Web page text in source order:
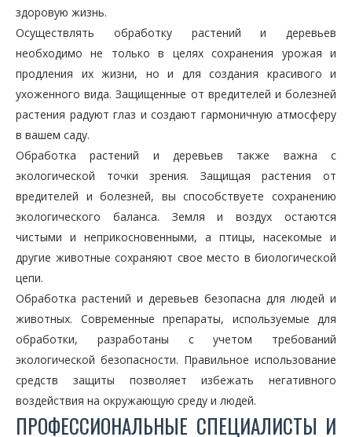
здоровую жизнь.
Осуществлять обработку растений и деревьев
необходимо не только в целях сохранения урожая и
продления их жизни, но и для создания красивого и
ухоженного вида. Защищенные от вредителей и болезней
растения радуют глаз и создают гармоничную атмосферу
в вашем саду.
Обработка растений и деревьев также важна с
экологической точки зрения. Защищая растения от
вредителей и болезней, вы способствуете сохранению
экологического баланса. Земля и воздух остаются
чистыми и неприкосновенными, а птицы, насекомые и
другие животные сохраняют свое место в биологической
цепи.
Обработка растений и деревьев безопасна для людей и
животных. Современные препараты, используемые для
обработки, разработаны с учетом требований
экологической безопасности. Правильное использование
средств защиты позволяет избежать негативного
воздействия на окружающую среду и людей.
ПРОФЕССИОНАЛЬНЫЕ СПЕЦИАЛИСТЫ И